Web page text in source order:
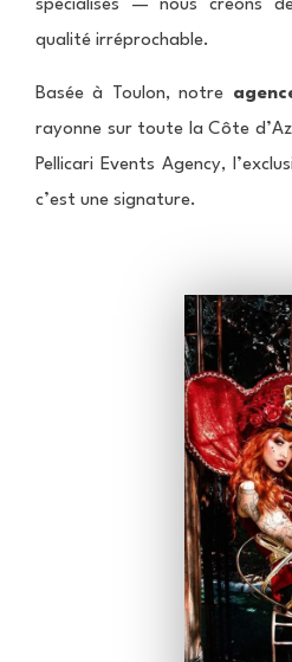
spécialisés — nous créons
qualité irréprochable.
Basée à Toulon, notre
rayonne sur toute la Côte
Pellicari Events Agency,
c’est une signature.